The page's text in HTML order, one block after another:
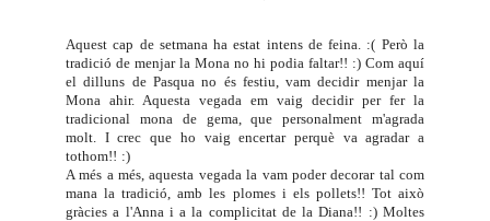
Aquest cap de setmana ha estat intens de feina. :( Però la
tradició de menjar la Mona no hi podia faltar!! :) Com aquí
el dilluns de Pasqua no és festiu, vam decidir menjar la
Mona ahir. Aquesta vegada em vaig decidir per fer la
tradicional mona de gema, que personalment m'agrada
molt. I crec que ho vaig encertar perquè va agradar a
tothom!! :)
A més a més, aquesta vegada la vam poder decorar tal com
mana la tradició, amb les plomes i els pollets!! Tot això
gràcies a l'Anna i a la complicitat de laDiana!! :) Moltes